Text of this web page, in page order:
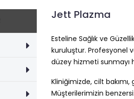
Jett Plazma
Esteline Sağlık ve
kuruluştur. Profesyonel
düzey hizmeti sunmayı
Kliniğimizde, cilt
Müşterilerimizin